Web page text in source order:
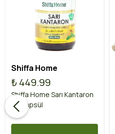
Shiffa Home
₺ 449.99
Shiffa Home Sarı Kantaron
60 Kapsül